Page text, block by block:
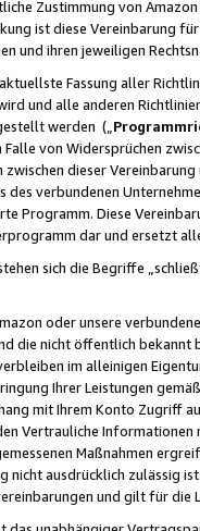
Zustimmung von
ist diese Vereinbarung
und ihren jeweiligen
Fassung aller
und alle anderen
werden („
von Widersprüchen
dieser
verbundenen
Programm. Diese
dar und ersetzt
sich die Begriffe
oder unsere
die nicht öffentlich
im alleinigen
Ihrer Leistungen
mit Ihrem Konto
Vertrauliche
Maßnahmen
nicht ausdrücklich zulässig
und gilt für die